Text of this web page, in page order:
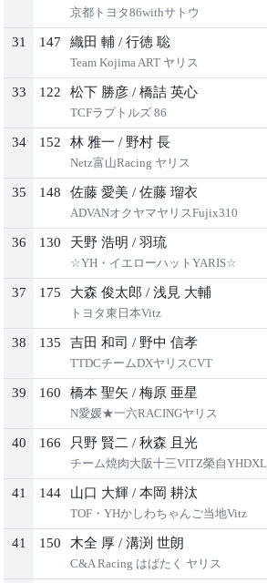
京都トヨタ86withサトウ
31 147 織田 輔 / 行徳 聡
Team Kojima ART ヤリス
33 122 松下 勝彦 / 橋詰 英心
TCFラプトルズ 86
34 152 林 雅一 / 野村 長
Netz富山Racing ヤリス
35 148 佐藤 愛美 / 佐藤 瑠衣
ADVANオクヤマヤリスFujix310
36 130 天野 浩明 / 羽琉
☆YH・イエローハットYARIS☆
37 175 大森 俊太郎 / 浅見 大輔
トヨタ東日本Vitz
38 135 吉田 和司 / 野中 信孝
TTDCチームDXヤリスCVT
39 160 橋本 聖矢 / 梅原 亜星
N愛媛★一六RACINGヤリス
40 166 只野 賢二 / 秋森 且光
チーム焼肉大阪十三VITZ榮自YHDXL
41 144 山口 大輝 / 本岡 耕汰
TOF・YHかしわちゃんご当地Vitz
41 150 木全 厚 / 溝渕 世朗
C&A Racing はばたく ヤリス